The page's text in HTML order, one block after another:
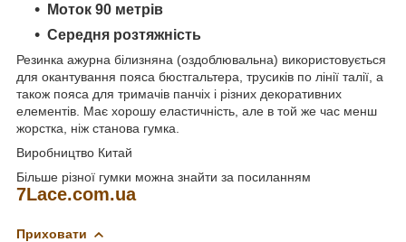
Моток 90 метрів
Середня розтяжність
Резинка ажурна білизняна (оздоблювальна) використовується
для окантування пояса бюстгальтера, трусиків по лінії талії, а
також пояса для тримачів панчіх і різних декоративних
елементів. Має хорошу еластичність, але в той же час менш
жорстка, ніж станова гумка.
Виробництво Китай
Більше різної гумки можна знайти за посиланням
7Lace.com.ua
Приховати